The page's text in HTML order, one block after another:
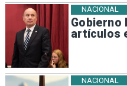
artículos
NACIONAL
NACIONAL